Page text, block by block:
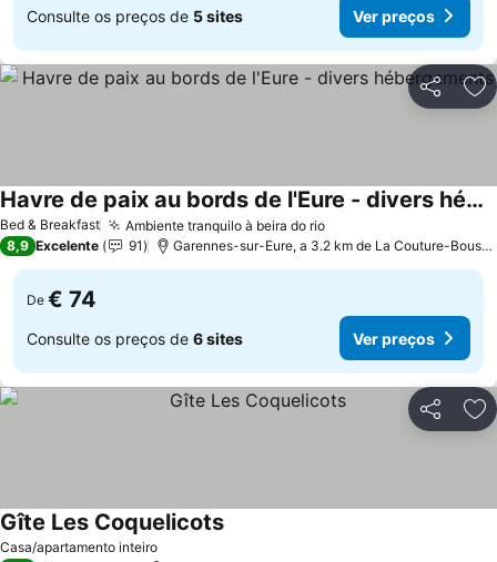
Consulte os preços de 5 sites Ver preços
Partilhar
Bed & Breakfast Ambiente tranquilo à beira do rio
Havre de paix au bords de l'Eure - divers hébergements
8,9 Excelente 91 Garennes-sur-Eure, a 3.2 km de La Couture-Boussey
De € 74
Consulte os preços de 6 sites Ver preços
Partilhar
Casa/apartamento inteiro
Gîte Les Coquelicots